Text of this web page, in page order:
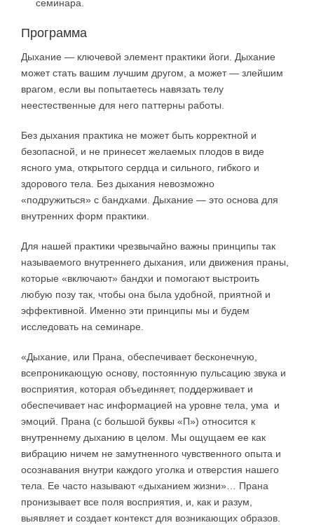
семинара.
Программа
Дыхание — ключевой элемент практики йоги. Дыхание
может стать вашим лучшим другом, а может — злейшим
врагом, если вы попытаетесь навязать телу
неестественные для него паттерны работы.
Без дыхания практика не может быть корректной и
безопасной, и не принесет желаемых плодов в виде
ясного ума, открытого сердца и сильного, гибкого и
здорового тела. Без дыхания невозможно
«подружиться» с бандхами. Дыхание — это основа для
внутренних форм практики.
Для нашей практики чрезвычайно важны принципы так
называемого внутреннего дыхания, или движения праны,
которые «включают» бандхи и помогают выстроить
любую позу так, чтобы она была удобной, приятной и
эффективной. Именно эти принципы мы и будем
исследовать на семинаре.
«Дыхание, или Прана, обеспечивает бесконечную,
всепроникающую основу, постоянную пульсацию звука и
восприятия, которая объединяет, поддерживает и
обеспечивает нас информацией на уровне тела, ума и
эмоций. Прана (с большой буквы «П») относится к
внутреннему дыханию в целом. Мы ощущаем ее как
вибрацию ничем не замутненного чувственного опыта и
осознавания внутри каждого уголка и отверстия нашего
тела. Ее часто называют «дыханием жизни»… Прана
пронизывает все поля восприятия, и, как и разум,
выявляет и создает контекст для возникающих образов.